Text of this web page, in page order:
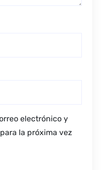
electrónico y
la próxima vez